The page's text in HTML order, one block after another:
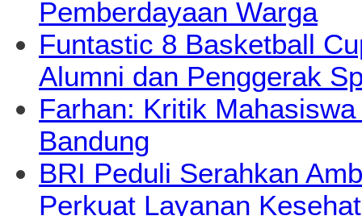
Pemberdayaan Warga
Funtastic 8 Basketball
Alumni dan Penggerak
Farhan: Kritik
Bandung
BRI Peduli Serahkan
Perkuat Layanan